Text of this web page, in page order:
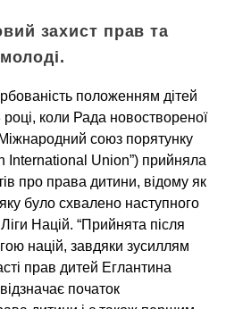
захист прав та
положенням дітей
коли Рада новоствореної
союз порятунку
International Union”) прийняла
про права дитини, відому як
було схвалено наступного
Націй. “Прийнята після
націй, завдяки зусиллям
прав дитей Еглантина
початок